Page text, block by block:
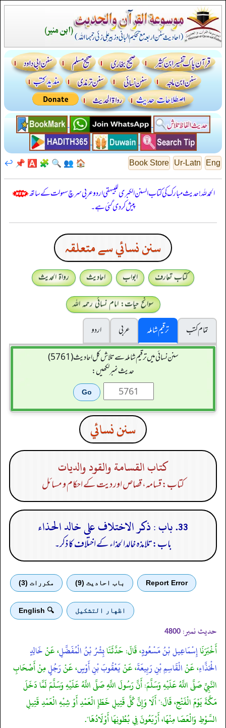
Eng
Ur-Latn
Book Store
🏠
👥
🔍
🧩
🅰️
📌
↩️
الحمدللہ! حدیث مبارک کی کتاب السنن الكبرى للبيهقي اردو عربی سرچ سہولت کے ساتھ
پیش کر دی گئی ہے۔
سنن نسائي سے متعلقہ
کتاب تعارف ابواب احادیث
رواۃ الحدیث
سوانح حیات: امام نسائی رحمہ اللہ
تمام کتب
ترقیم شاملہ عربی
اردو
سنن نسائی میں ترقیم شاملہ سے تلاش کل احادیث (5761)
حدیث نمبر لکھیں:
سنن نسائي
كتاب القسامة والقود والديات
کتاب: قسامہ، قصاص اور دیت کے احکام و مسائل
33. باب : ذكر الاختلاف على خالد الحذاء
باب: تلامذہ خالدالحذاء کے اختلاف کا ذکر۔
Report Error باب احادیث (9) مكررات (3)
اظهار التشكيل 🔍 English
حدیث نمبر: 4800
أَخْبَرَنَاإِسْمَاعِيل بْنُ مَسْعُودٍ، قَالَ: حَدَّثَنَابِشْرُ بْنُ الْمُفَضَّلِ، عَنْخَالِدٍ
الْحَذَّاءِ، عَنْالْقَاسِمِ بْنِ رَبِيعَةَ، عَنْيَعْقُوبَ بْنِ أَوْسٍ، عَنْرَجُلٍمِنْ أَصْحَابِ
النَّبِيِّ صَلَّى اللَّهُ عَلَيْهِ وَسَلَّمَ: أَنَّ رَسُولَ اللَّهِ صَلَّى اللَّهُ عَلَيْهِ وَسَلَّمَ لَمَّا دَخَلَ
مَكَّةَ يَوْمَ الْفَتْحِ، قَالَ:" أَلَا وَإِنَّ كُلَّ قَتِيلِ خَطَإِ الْعَمْدِ أَوْ شِبْهِ الْعَمْدِ قَتِيلِ
السَّوْطِ وَالْعَصَا مِنْهَا، أَرْبَعُونَ فِي بُطُونِهَا أَوْلَادُهَا".